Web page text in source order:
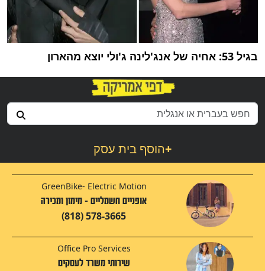
בגיל 53: אחיה של אנג'לינה ג'ולי יוצא מהארון
הוסף בית עסק+
GreenBike- Electric Motion
אופניים חשמליים - מימון ומכירה
(818) 578-3665
Office Pro Services
שירותי משרד לעסקים